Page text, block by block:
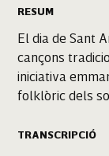
RESUM
El dia de Sant
cançons
iniciativa
folklòric dels
TRANSCRIPCIÓ